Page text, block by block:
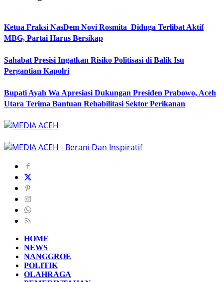
Ketua Fraksi NasDem Novi Rosmita Diduga Terlibat Aktif
MBG, Partai Harus Bersikap
Sahabat Presisi Ingatkan Risiko Politisasi di Balik Isu
Pergantian Kapolri
Bupati Ayah Wa Apresiasi Dukungan Presiden Prabowo, Aceh
Utara Terima Bantuan Rehabilitasi Sektor Perikanan
HOME
NEWS
NANGGROE
POLITIK
OLAHRAGA